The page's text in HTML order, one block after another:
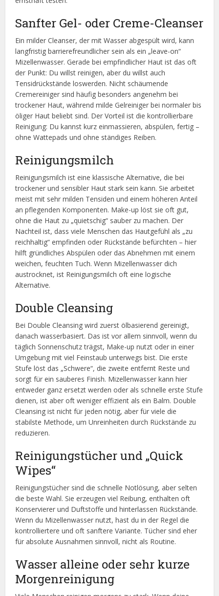
Sanfter Gel- oder Creme-Cleanser
Ein milder Cleanser, der mit Wasser abgespült wird, kann
langfristig barrierefreundlicher sein als ein „leave-on“
Mizellenwasser. Gerade bei empfindlicher Haut ist das oft
der Punkt: Du willst reinigen, aber du willst auch
Tensidrückstände loswerden. Nicht schäumende
Cremereiniger sind häufig besonders angenehm bei
trockener Haut, während milde Gelreiniger bei normaler bis
öliger Haut beliebt sind. Der Vorteil ist die kontrollierbare
Reinigung: Du kannst kurz einmassieren, abspülen, fertig –
ohne Wattepads und ohne ständiges Reiben.
Reinigungsmilch
Reinigungsmilch ist eine klassische Alternative, die bei
trockener und sensibler Haut stark sein kann. Sie arbeitet
meist mit sehr milden Tensiden und einem höheren Anteil
an pflegenden Komponenten. Make-up löst sie oft gut,
ohne die Haut zu „quietschig“ sauber zu machen. Der
Nachteil ist, dass viele Menschen das Hautgefühl als „zu
reichhaltig“ empfinden oder Rückstände befürchten – hier
hilft gründliches Abspülen oder das Abnehmen mit einem
weichen, feuchten Tuch. Wenn Mizellenwasser dich
austrocknet, ist Reinigungsmilch oft eine logische
Alternative.
Double Cleansing
Bei Double Cleansing wird zuerst ölbasierend gereinigt,
danach wasserbasiert. Das ist vor allem sinnvoll, wenn du
täglich Sonnenschutz trägst, Make-up nutzt oder in einer
Umgebung mit viel Feinstaub unterwegs bist. Die erste
Stufe löst das „Schwere“, die zweite entfernt Reste und
sorgt für ein sauberes Finish. Mizellenwasser kann hier
entweder ganz ersetzt werden oder als schnelle erste Stufe
dienen, ist aber oft weniger effizient als ein Balm. Double
Cleansing ist nicht für jeden nötig, aber für viele die
stabilste Methode, um Unreinheiten durch Rückstände zu
reduzieren.
Reinigungstücher und „Quick
Wipes“
Reinigungstücher sind die schnelle Notlösung, aber selten
die beste Wahl. Sie erzeugen viel Reibung, enthalten oft
Konservierer und Duftstoffe und hinterlassen Rückstände.
Wenn du Mizellenwasser nutzt, hast du in der Regel die
kontrolliertere und oft sanftere Variante. Tücher sind eher
für absolute Ausnahmen sinnvoll, nicht als Routine.
Wasser alleine oder sehr kurze
Morgenreinigung